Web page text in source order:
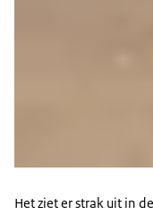
Het ziet er strak uit in